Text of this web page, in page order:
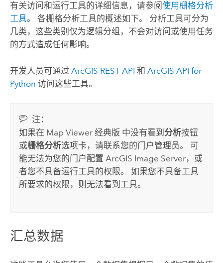
有关访问和运行工具的详细信息，请参阅使用栅格分析
工具。 各栅格分析工具的概述如下。 分析工具可分为
几类，这些类别仅为逻辑分组，不会对访问或使用任务
的方式造成任何影响。
开发人员可通过 ArcGIS REST API 和 ArcGIS API for
Python 访问这些工具。
注：
如果在 Map Viewer 经典版 中没有看到 分析按钮
或栅格分析选项卡，请联系您的门户管理员。 可
能无法为您的门户配置ArcGIS Image Server，或
者您不具备运行工具的权限。 如果您不具备工具
所要求的权限，则无法看到工具。
汇总数据